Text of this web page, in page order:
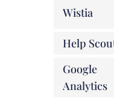
Wistia
Help
Google
Analytics